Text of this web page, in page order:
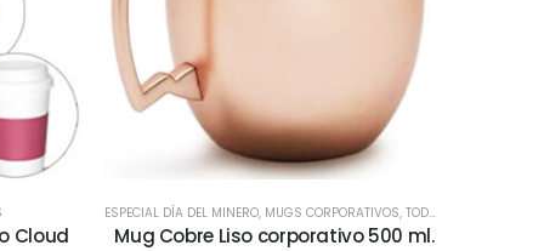
Cloud
ESPECIAL DÍA DEL MINERO, MUGS CORPORATIVOS, TODOS
Mug Cobre Liso corporativo 500 ml.